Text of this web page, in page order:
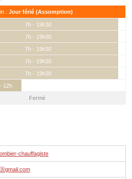
: Jour férié (Assomption)
7h - 19h30
7h - 19h30
7h - 19h30
7h - 19h30
7h - 19h30
12h
Fermé
chauffagiste